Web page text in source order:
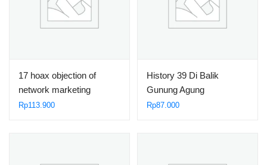
17 hoax objection of
network marketing
Rp113.900
History 39 Di Balik
Gunung Agung
Rp87.000